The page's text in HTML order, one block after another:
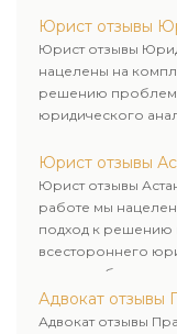
завершения.
Юрист отзывы
Юрист отзывы
нацелены на
решению проблем
юридического
Юрист отзывы
Юрист отзывы
работе мы
подход к решению
всестороннего
дела и выбор
завершения.
Адвокат отзывы
Адвокат отзывы